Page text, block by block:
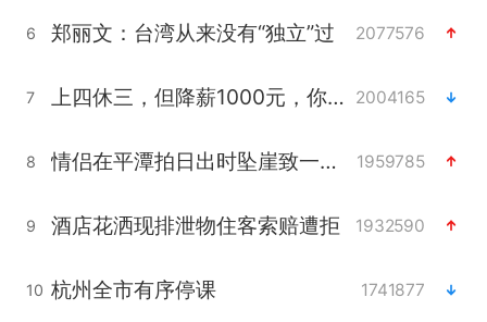
6 郑丽文：台湾从来没有“独立”过 2077576
7 上四休三，但降薪1000元，你接受吗？ 2004165
8 情侣在平潭拍日出时坠崖致一死一伤 1959785
9 酒店花洒现排泄物住客索赔遭拒 1932590
10 杭州全市有序停课 1741877